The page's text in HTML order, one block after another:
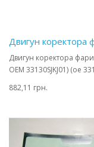
Двигун коректора
Двигун коректора
OEM 33130SJKJ01) (oe
882,11 грн.